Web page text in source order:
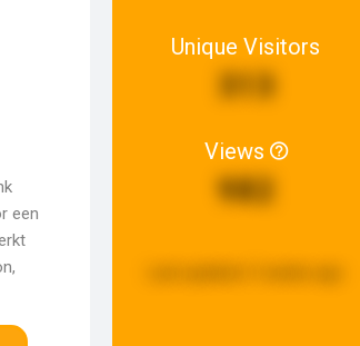
een
Unique Visitors
313
Views
982